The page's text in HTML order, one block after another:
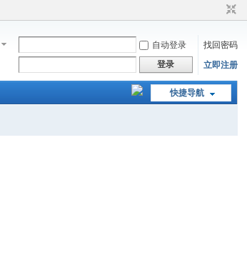
自动登录
找回密码
登录 立即注册
快捷导航